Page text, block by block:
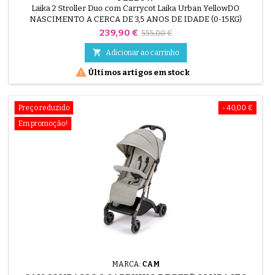
Laika 2 Stroller Duo com Carrycot Laika Urban YellowDO
NASCIMENTO A CERCA DE 3,5 ANOS DE IDADE (0-15KG)
Preço
239,90 € Preço
normal
555,00 €
 Adicionar ao carrinho
 Últimos artigos em stock
- 40,00 €
Preço reduzido
Em promoção!
MARCA: CAM